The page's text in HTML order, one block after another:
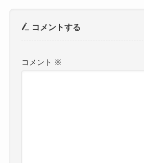
コメントする
コメント ※